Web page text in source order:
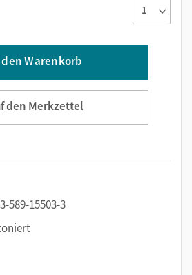
Schreibübungen, Geschichten
Basistraining zu Aufgabentypen,
Warenkorb
den Merkzettel
589-15503-3